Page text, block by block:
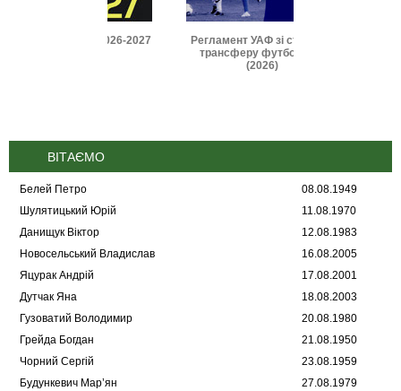
Регламент УАФ зі статусу і
трансферу футболістів
ВІТАЄМО
Белей Петро
08.08.1949
Шулятицький Юрій
11.08.1970
Данищук Віктор
12.08.1983
Новосельський Владислав
16.08.2005
Яцурак Андрій
17.08.2001
Дутчак Яна
18.08.2003
Гузоватий Володимир
20.08.1980
Грейда Богдан
21.08.1950
Чорний Сергій
23.08.1959
Будункевич Мар’ян
27.08.1979